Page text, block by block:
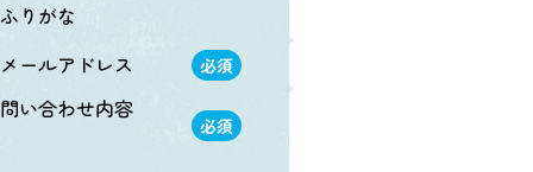
ふりがな
メールアドレス
必須
問い合わせ内容
必須